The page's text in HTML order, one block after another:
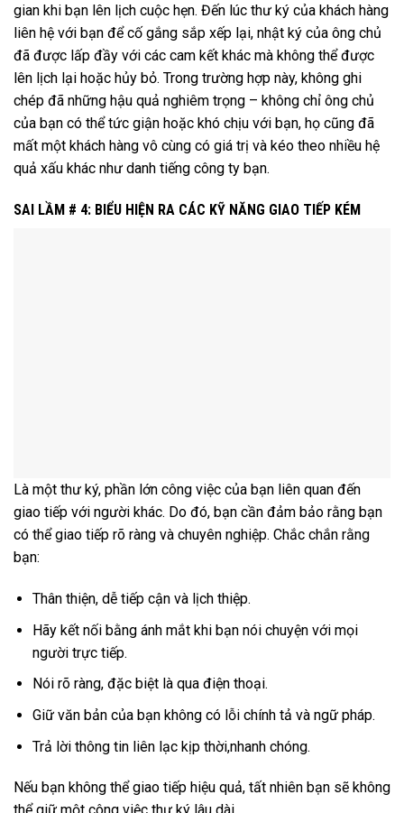
gian khi bạn lên lịch cuộc hẹn. Đến lúc thư ký của khách hàng
liên hệ với bạn để cố gắng sắp xếp lại, nhật ký của ông chủ
đã được lấp đầy với các cam kết khác mà không thể được
lên lịch lại hoặc hủy bỏ. Trong trường hợp này, không ghi
chép đã những hậu quả nghiêm trọng – không chỉ ông chủ
của bạn có thể tức giận hoặc khó chịu với bạn, họ cũng đã
mất một khách hàng vô cùng có giá trị và kéo theo nhiều hệ
quả xấu khác như danh tiếng công ty bạn.
SAI LẦM # 4: BIỂU HIỆN RA CÁC KỸ NĂNG GIAO TIẾP KÉM
Là một thư ký, phần lớn công việc của bạn liên quan đến
giao tiếp với người khác. Do đó, bạn cần đảm bảo rằng bạn
có thể giao tiếp rõ ràng và chuyên nghiệp. Chắc chắn rằng
bạn:
Thân thiện, dễ tiếp cận và lịch thiệp.
Hãy kết nối bằng ánh mắt khi bạn nói chuyện với mọi
người trực tiếp.
Nói rõ ràng, đặc biệt là qua điện thoại.
Giữ văn bản của bạn không có lỗi chính tả và ngữ pháp.
Trả lời thông tin liên lạc kịp thời,nhanh chóng.
Nếu bạn không thể giao tiếp hiệu quả, tất nhiên bạn sẽ không